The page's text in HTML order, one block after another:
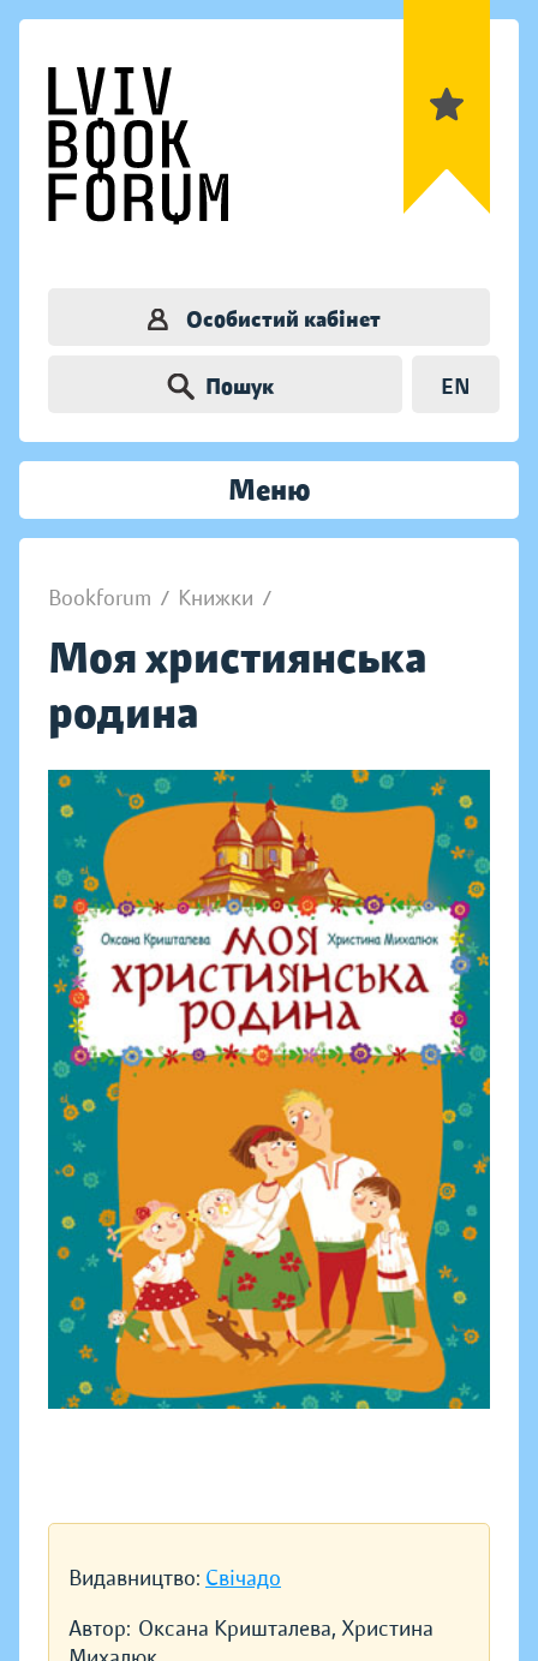
Особистий кабінет
Пошук EN
Меню
Bookforum / Книжки /
Моя християнська
родина
Видавництво: Свічадо
Автор: Оксана Кришталева, Христина